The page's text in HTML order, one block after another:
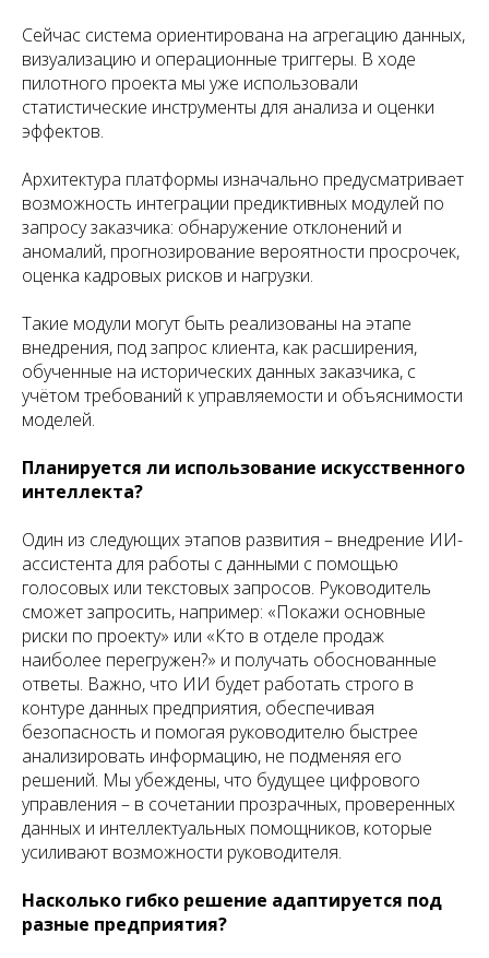
Сейчас система ориентирована на агрегацию данных,
визуализацию и операционные триггеры. В ходе
пилотного проекта мы уже использовали
статистические инструменты для анализа и оценки
эффектов.
Архитектура платформы изначально предусматривает
возможность интеграции предиктивных модулей по
запросу заказчика: обнаружение отклонений и
аномалий, прогнозирование вероятности просрочек,
оценка кадровых рисков и нагрузки.
Такие модули могут быть реализованы на этапе
внедрения, под запрос клиента, как расширения,
обученные на исторических данных заказчика, с
учётом требований к управляемости и объяснимости
моделей.
Планируется ли использование искусственного
интеллекта?
Один из следующих этапов развития – внедрение ИИ-
ассистента для работы с данными с помощью
голосовых или текстовых запросов. Руководитель
сможет запросить, например: «Покажи основные
риски по проекту» или «Кто в отделе продаж
наиболее перегружен?» и получать обоснованные
ответы. Важно, что ИИ будет работать строго в
контуре данных предприятия, обеспечивая
безопасность и помогая руководителю быстрее
анализировать информацию, не подменяя его
решений. Мы убеждены, что будущее цифрового
управления – в сочетании прозрачных, проверенных
данных и интеллектуальных помощников, которые
усиливают возможности руководителя.
Насколько гибко решение адаптируется под
разные предприятия?